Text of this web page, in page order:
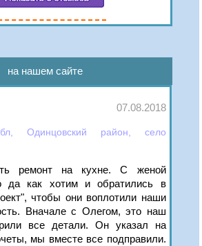
на нашем сайте
07.08.2018
Одинцовский район, село
ремонт на кухне. С женой
да как хотим и обратились в
чтобы они воплотили наши
Вначале с Олегом, это наш
все детали. Он указал на
мы вместе все подправили.